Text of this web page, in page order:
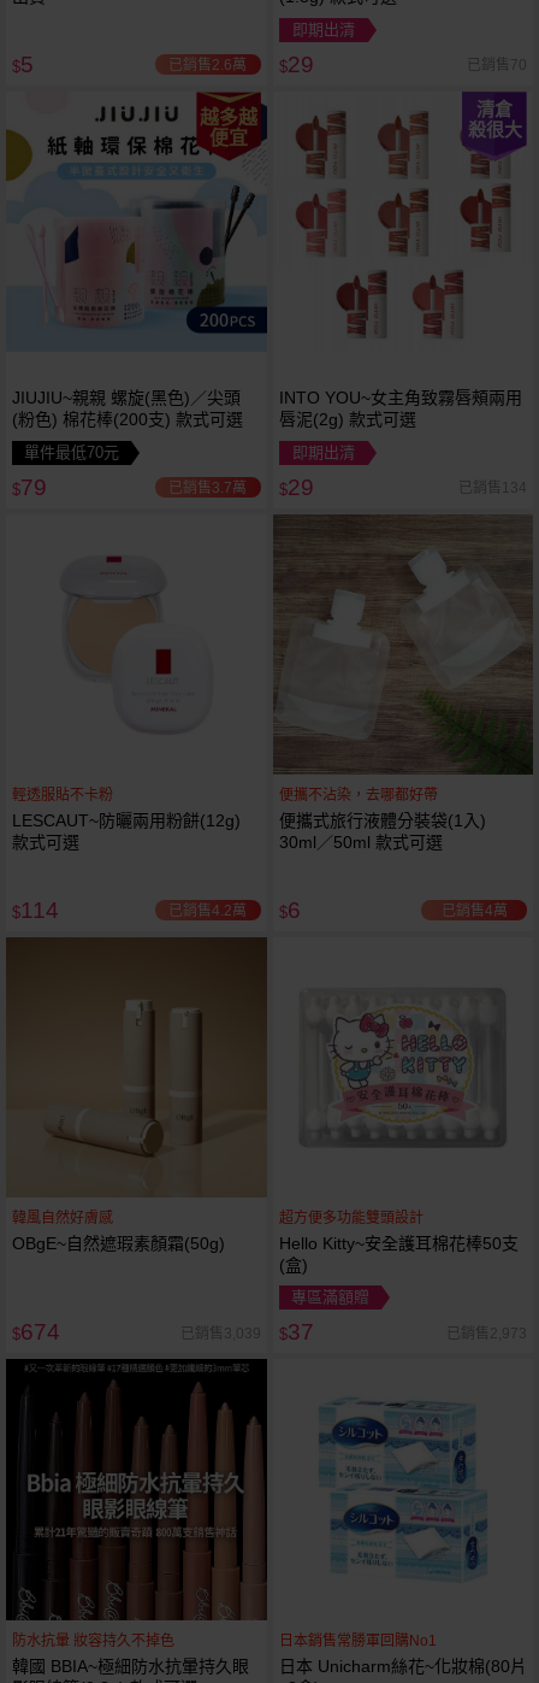
$5 已銷售2.6萬
即期出清
$29 已銷售70
越多越
便宜
JIUJIU~親親 螺旋(黑色)／尖頭
(粉色) 棉花棒(200支) 款式可選
單件最低70元
$79 已銷售3.7萬
清倉
殺很大
INTO YOU~女主角致霧唇頰兩用
唇泥(2g) 款式可選
即期出清
$29 已銷售134
輕透服貼不卡粉
LESCAUT~防曬兩用粉餅(12g)
款式可選
$114 已銷售4.2萬
便攜不沾染，去哪都好帶
便攜式旅行液體分裝袋(1入)
30ml／50ml 款式可選
$6 已銷售4萬
韓風自然好膚感
OBgE~自然遮瑕素顏霜(50g)
$674 已銷售3,039
超方便多功能雙頭設計
Hello Kitty~安全護耳棉花棒50支
(盒)
專區滿額贈
$37 已銷售2,973
防水抗暈 妝容持久不掉色
韓國 BBIA~極細防水抗暈持久眼
日本銷售常勝軍回購No1
日本 Unicharm絲花~化妝棉(80片